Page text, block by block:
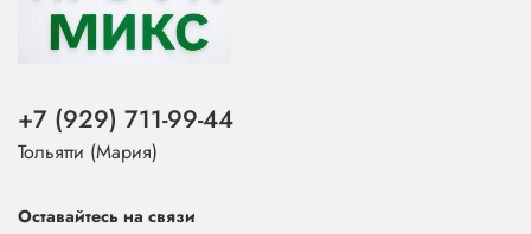
+7 (929) 711-99-44
Тольятти (Мария)
Оставайтесь на связи